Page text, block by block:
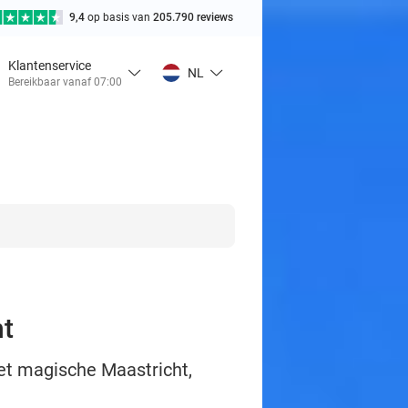
9,4 op basis van 205.790 reviews
Klantenservice
Bereikbaar vanaf 07:00
NL
magische Maastricht,